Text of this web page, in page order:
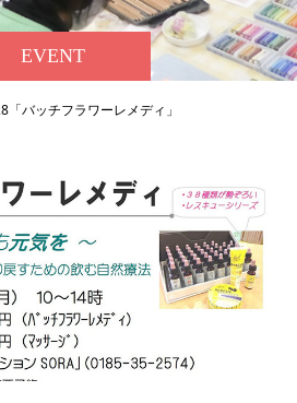
EVENT
「バッチフラワーレメディ」